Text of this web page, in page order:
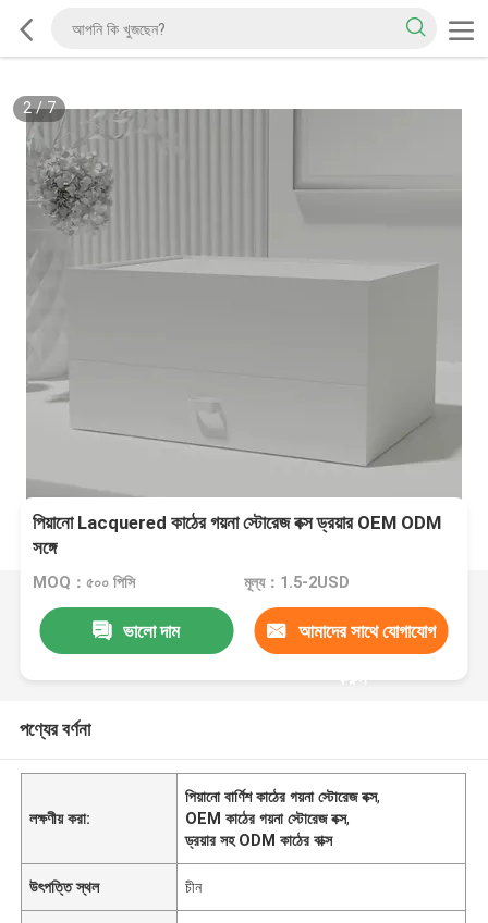
2/7
পিয়ানো Lacquered কাঠের গয়না স্টোরেজ বক্স ড্রয়ার OEM ODM
সঙ্গে
MOQ：৫০০ পিসি মূল্য：1.5-2USD
ভালো দাম আমাদের সাথে যোগাযোগ
করুন
পণ্যের বর্ণনা
লক্ষণীয় করা:
পিয়ানো বার্ণিশ কাঠের গয়না স্টোরেজ বক্স,
OEM কাঠের গয়না স্টোরেজ বক্স,
ড্রয়ার সহ ODM কাঠের বাক্স
উৎপত্তি স্থল চীন